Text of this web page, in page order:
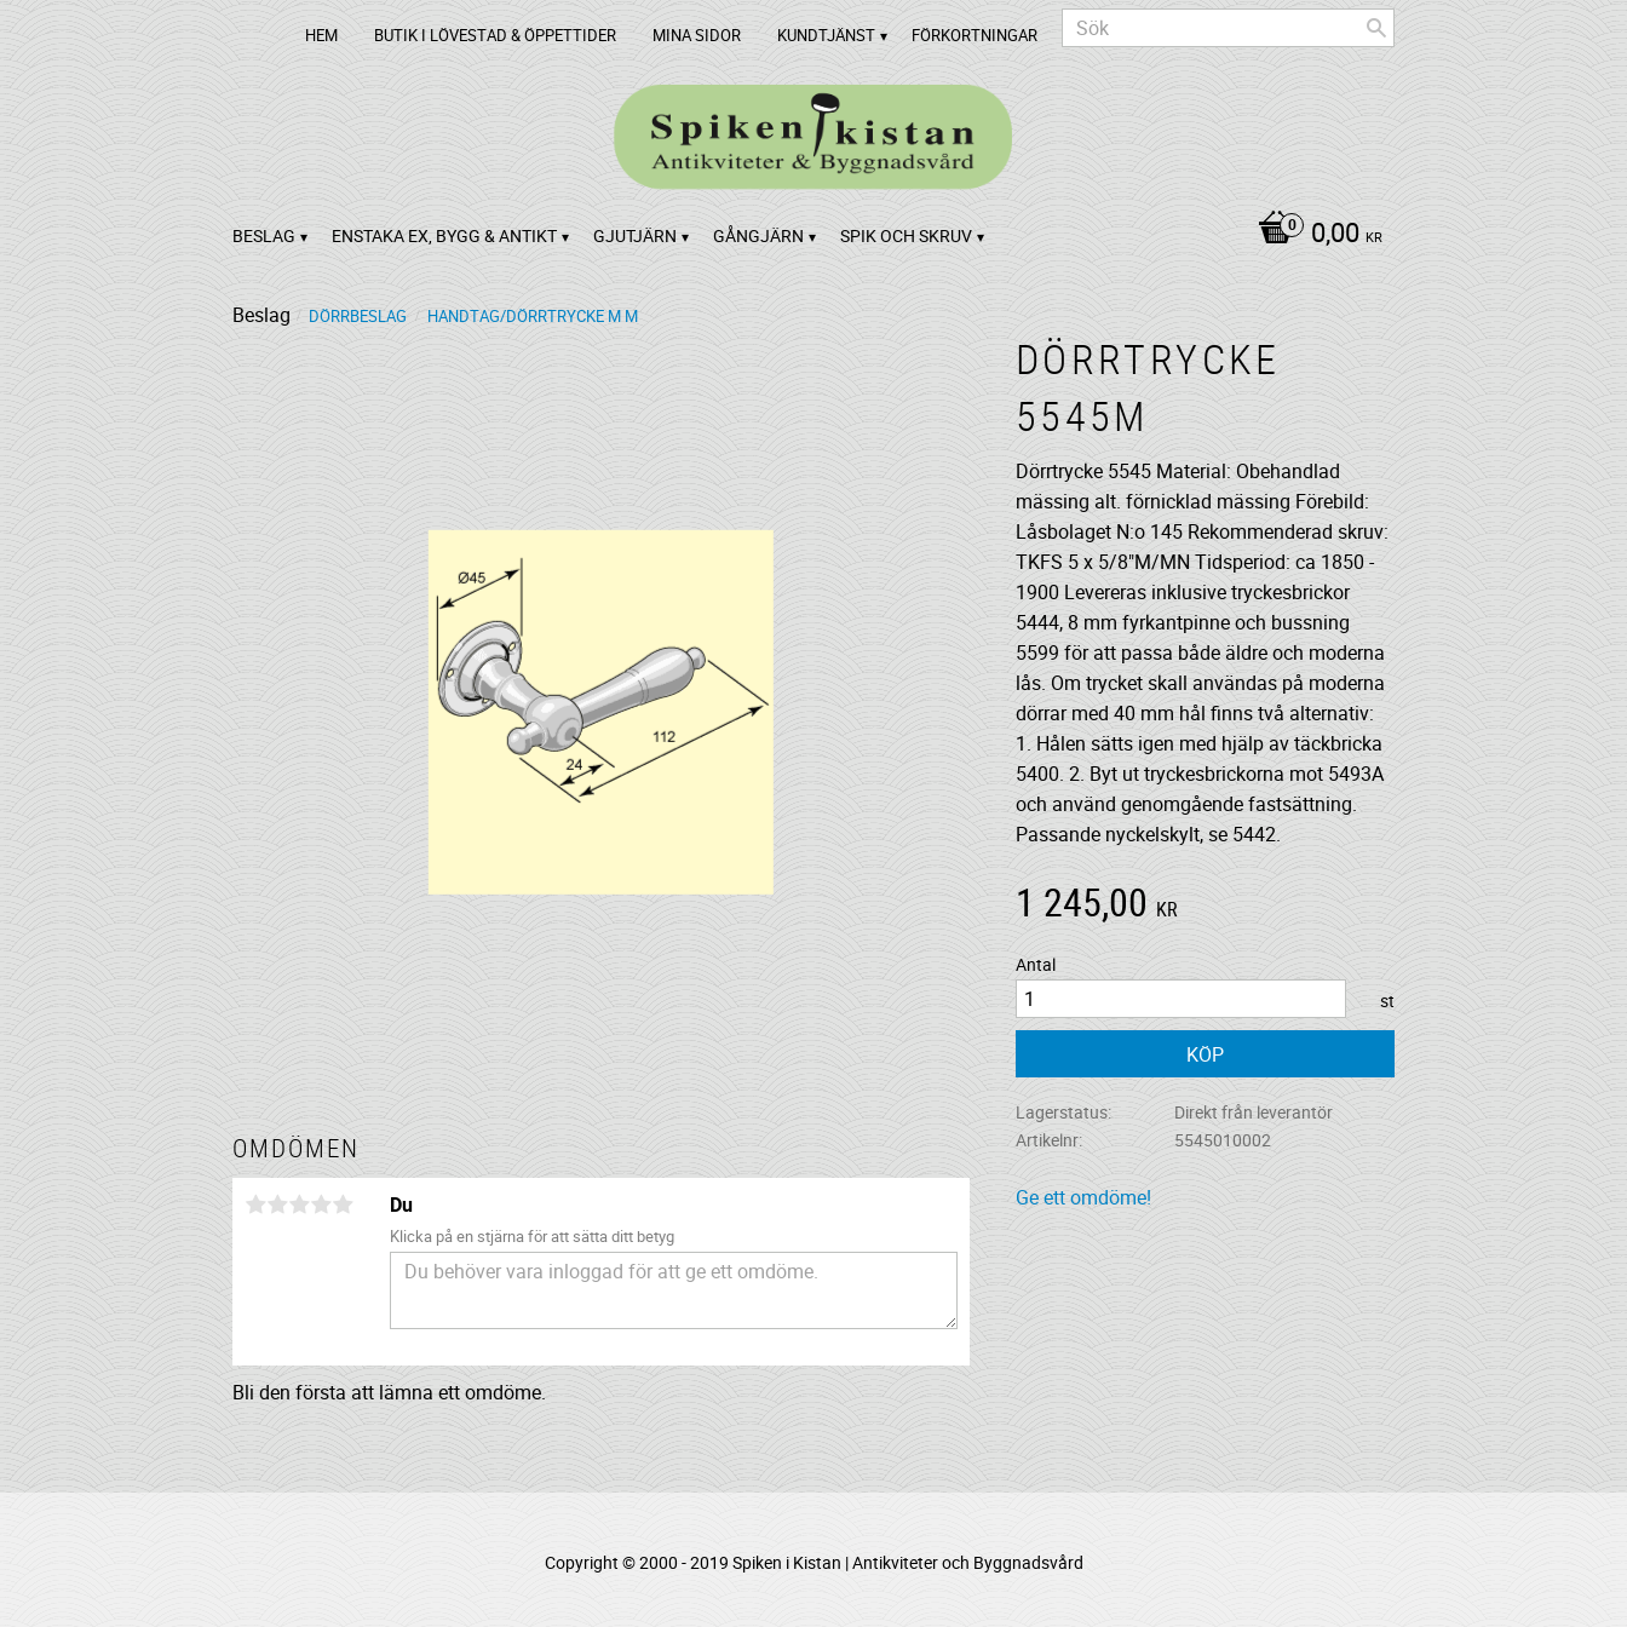
HEM BUTIK I LÖVESTAD & ÖPPETTIDER MINA SIDOR KUNDTJÄNST FÖRKORTNINGAR
0,00 KR
BESLAG ENSTAKA EX, BYGG & ANTIKT GJUTJÄRN GÅNGJÄRN SPIK OCH SKRUV
Beslag DÖRRBESLAG HANDTAG/DÖRRTRYCKE M M
DÖRRTRYCKE
5545M
Dörrtrycke 5545 Material: Obehandlad
mässing alt. förnicklad mässing Förebild:
Låsbolaget N:o 145 Rekommenderad skruv:
TKFS 5 x 5/8"M/MN Tidsperiod: ca 1850 -
1900 Levereras inklusive tryckesbrickor
5444, 8 mm fyrkantpinne och bussning
5599 för att passa både äldre och moderna
lås. Om trycket skall användas på moderna
dörrar med 40 mm hål finns två alternativ:
1. Hålen sätts igen med hjälp av täckbricka
5400. 2. Byt ut tryckesbrickorna mot 5493A
och använd genomgående fastsättning.
Passande nyckelskylt, se 5442.
1 245,00 KR
Antal
st
KÖP
Lagerstatus
Direkt från leverantör
Artikelnr
5545010002
Ge ett omdöme!
OMDÖMEN
Du
Klicka på en stjärna för att sätta ditt betyg
Bli den första att lämna ett omdöme.
Copyright © 2000 - 2019 Spiken i Kistan | Antikviteter och Byggnadsvård